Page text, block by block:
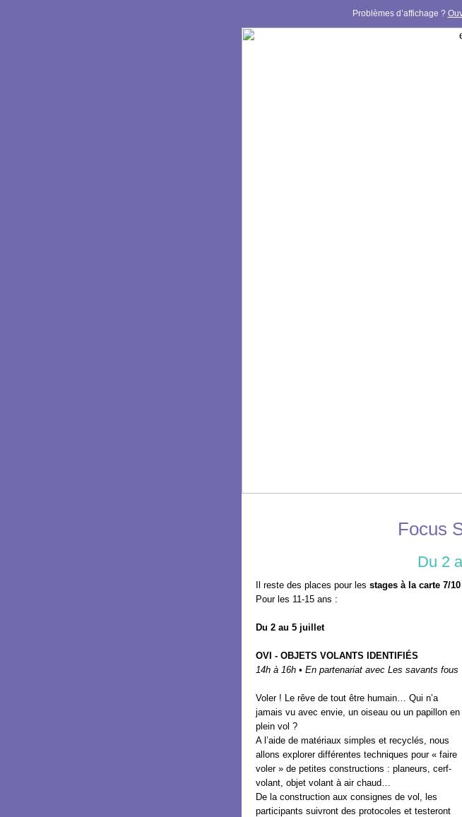
Problèmes d’affichage ?
Focus
Du 2
Il reste des places pour les stages à la carte 7/
Pour les 11-15 ans :
Du 2 au 5 juillet
OVI - OBJETS VOLANTS IDENTIFIÉS
14h à 16h • En partenariat avec Les savants fous
Voler ! Le rêve de tout être humain… Qui n’a
jamais vu avec envie, un oiseau ou un papillon en
plein vol ?
A l’aide de matériaux simples et recyclés, nous
allons explorer différentes techniques pour « faire
voler » de petites constructions : planeurs, cerf-
volant, objet volant à air chaud…
De la construction aux consignes de vol, les
participants suivront des protocoles et testeront